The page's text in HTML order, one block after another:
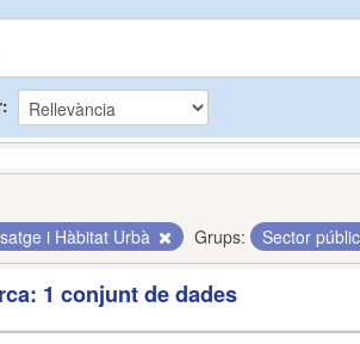
i Hàbitat Urbà Grups: Sector
1 conjunt de dades